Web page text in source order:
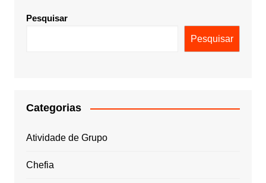
Pesquisar
Pesquisar
Categorias
Atividade de Grupo
Chefia